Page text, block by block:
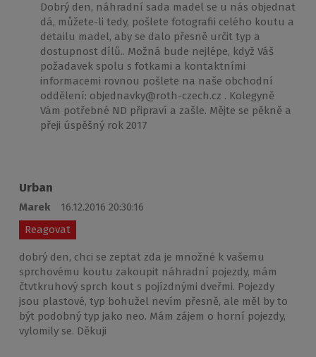
Dobrý den, náhradní sada madel se u nás objednat
dá, můžete-li tedy, pošlete fotografii celého koutu a
detailu madel, aby se dalo přesně určit typ a
dostupnost dílů.. Možná bude nejlépe, když Váš
požadavek spolu s fotkami a kontaktními
informacemi rovnou pošlete na naše obchodní
oddělení: objednavky@roth-czech.cz . Kolegyně
Vám potřebné ND připraví a zašle. Mějte se pěkně a
přeji úspěšný rok 2017
Urban
Marek
16.12.2016 20:30:16
Reagovat
dobrý den, chci se zeptat zda je množné k vašemu
sprchovému koutu zakoupit náhradní pojezdy, mám
čtvtkruhový sprch kout s pojízdnými dveřmi. Pojezdy
jsou plastové, typ bohužel nevím přesně, ale měl by to
být podobný typ jako neo. Mám zájem o horní pojezdy,
vylomily se. Děkuji